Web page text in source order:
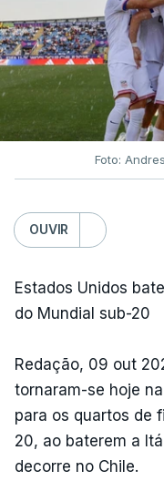
Foto:
OUVIR
Estados Unidos
do Mundial sub-20
Redação, 09 out
tornaram-se hoje
para os quartos de
20, ao baterem a
decorre no Chile.